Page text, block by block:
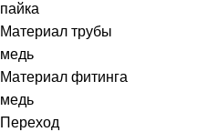
пайка
Материал трубы
медь
Материал фитинга
медь
Переход